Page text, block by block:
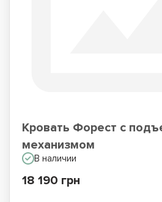
Кровать Форест с
механизмом
В наличии
18 190 грн